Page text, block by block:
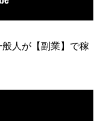
般人が【副業】で稼